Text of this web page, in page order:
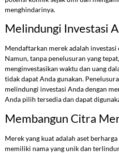
menghindarinya.
Melindungi Investasi
Mendaftarkan merek adalah
Namun, tanpa penelusuran yang
menginvestasikan waktu dan uang
tidak dapat Anda gunakan.
melindungi investasi Anda dengan
Anda pilih tersedia dan dapat
Membangun Citra
Merek yang kuat adalah aset
memiliki nama yang unik dan